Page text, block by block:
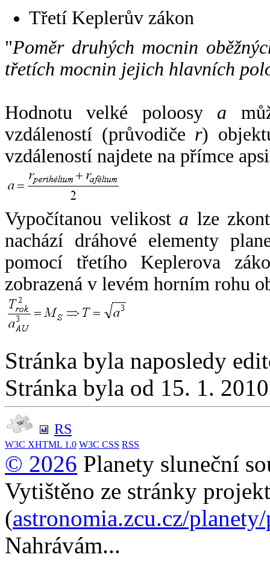
Třetí Keplerův zákon
"Poměr druhých mocnin
třetích mocnin jejich hlavních
Hodnotu velké poloosy a
vzdáleností (průvodiče r)
vzdáleností najdete na přímce
Vypočítanou velikost a lze
nachází dráhové elementy
pomocí třetího Keplerova
zobrazená v levém horním rohu
Stránka byla naposledy
Stránka byla od 15. 1.
RS
W3C XHTML 1.0 W3C CSS RSS
© 2026 Planety sluneční
Vytištěno ze stránky
(astronomia.zcu.cz/
Nahrávám...